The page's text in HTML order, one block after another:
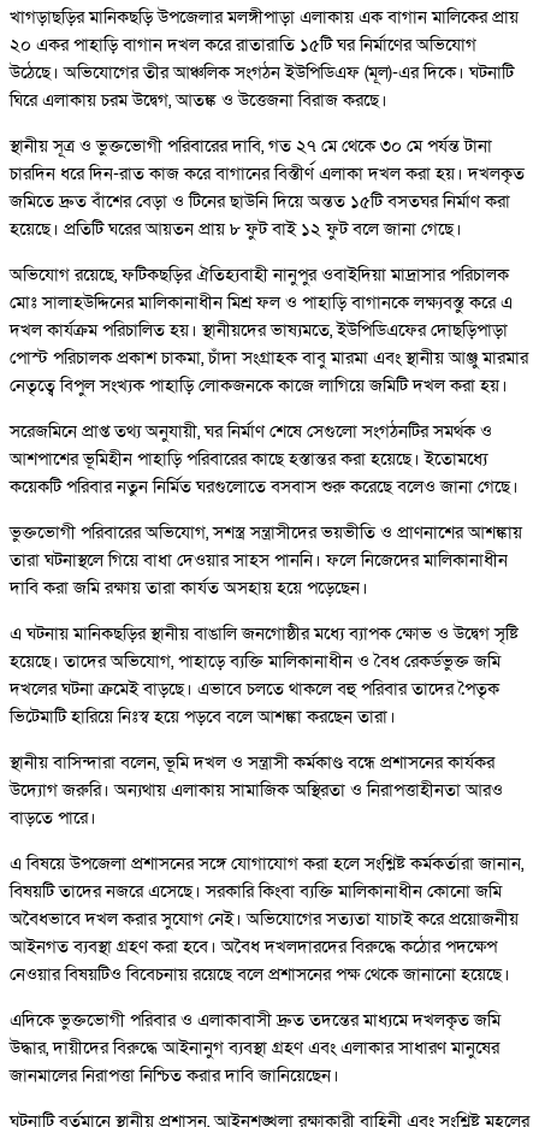
খাগড়াছড়ির মানিকছড়ি উপজেলার মলঙ্গীপাড়া এলাকায় এক বাগান মালিকের প্রায়
২০ একর পাহাড়ি বাগান দখল করে রাতারাতি ১৫টি ঘর নির্মাণের অভিযোগ
উঠেছে। অভিযোগের তীর আঞ্চলিক সংগঠন ইউপিডিএফ (মূল)-এর দিকে। ঘটনাটি
ঘিরে এলাকায় চরম উদ্বেগ, আতঙ্ক ও উত্তেজনা বিরাজ করছে।
স্থানীয় সূত্র ও ভুক্তভোগী পরিবারের দাবি, গত ২৭ মে থেকে ৩০ মে পর্যন্ত টানা
চারদিন ধরে দিন-রাত কাজ করে বাগানের বিস্তীর্ণ এলাকা দখল করা হয়। দখলকৃত
জমিতে দ্রুত বাঁশের বেড়া ও টিনের ছাউনি দিয়ে অন্তত ১৫টি বসতঘর নির্মাণ করা
হয়েছে। প্রতিটি ঘরের আয়তন প্রায় ৮ ফুট বাই ১২ ফুট বলে জানা গেছে।
অভিযোগ রয়েছে, ফটিকছড়ির ঐতিহ্যবাহী নানুপুর ওবাইদিয়া মাদ্রাসার পরিচালক
মোঃ সালাহউদ্দিনের মালিকানাধীন মিশ্র ফল ও পাহাড়ি বাগানকে লক্ষ্যবস্তু করে এ
দখল কার্যক্রম পরিচালিত হয়। স্থানীয়দের ভাষ্যমতে, ইউপিডিএফের দোছড়িপাড়া
পোস্ট পরিচালক প্রকাশ চাকমা, চাঁদা সংগ্রাহক বাবু মারমা এবং স্থানীয় আঞ্জু মারমার
নেতৃত্বে বিপুল সংখ্যক পাহাড়ি লোকজনকে কাজে লাগিয়ে জমিটি দখল করা হয়।
সরেজমিনে প্রাপ্ত তথ্য অনুযায়ী, ঘর নির্মাণ শেষে সেগুলো সংগঠনটির সমর্থক ও
আশপাশের ভূমিহীন পাহাড়ি পরিবারের কাছে হস্তান্তর করা হয়েছে। ইতোমধ্যে
কয়েকটি পরিবার নতুন নির্মিত ঘরগুলোতে বসবাস শুরু করেছে বলেও জানা গেছে।
ভুক্তভোগী পরিবারের অভিযোগ, সশস্ত্র সন্ত্রাসীদের ভয়ভীতি ও প্রাণনাশের আশঙ্কায়
তারা ঘটনাস্থলে গিয়ে বাধা দেওয়ার সাহস পাননি। ফলে নিজেদের মালিকানাধীন
দাবি করা জমি রক্ষায় তারা কার্যত অসহায় হয়ে পড়েছেন।
এ ঘটনায় মানিকছড়ির স্থানীয় বাঙালি জনগোষ্ঠীর মধ্যে ব্যাপক ক্ষোভ ও উদ্বেগ সৃষ্টি
হয়েছে। তাদের অভিযোগ, পাহাড়ে ব্যক্তি মালিকানাধীন ও বৈধ রেকর্ডভুক্ত জমি
দখলের ঘটনা ক্রমেই বাড়ছে। এভাবে চলতে থাকলে বহু পরিবার তাদের পৈতৃক
ভিটেমাটি হারিয়ে নিঃস্ব হয়ে পড়বে বলে আশঙ্কা করছেন তারা।
স্থানীয় বাসিন্দারা বলেন, ভূমি দখল ও সন্ত্রাসী কর্মকাণ্ড বন্ধে প্রশাসনের কার্যকর
উদ্যোগ জরুরি। অন্যথায় এলাকায় সামাজিক অস্থিরতা ও নিরাপত্তাহীনতা আরও
বাড়তে পারে।
এ বিষয়ে উপজেলা প্রশাসনের সঙ্গে যোগাযোগ করা হলে সংশ্লিষ্ট কর্মকর্তারা জানান,
বিষয়টি তাদের নজরে এসেছে। সরকারি কিংবা ব্যক্তি মালিকানাধীন কোনো জমি
অবৈধভাবে দখল করার সুযোগ নেই। অভিযোগের সত্যতা যাচাই করে প্রয়োজনীয়
আইনগত ব্যবস্থা গ্রহণ করা হবে। অবৈধ দখলদারদের বিরুদ্ধে কঠোর পদক্ষেপ
নেওয়ার বিষয়টিও বিবেচনায় রয়েছে বলে প্রশাসনের পক্ষ থেকে জানানো হয়েছে।
এদিকে ভুক্তভোগী পরিবার ও এলাকাবাসী দ্রুত তদন্তের মাধ্যমে দখলকৃত জমি
উদ্ধার, দায়ীদের বিরুদ্ধে আইনানুগ ব্যবস্থা গ্রহণ এবং এলাকার সাধারণ মানুষের
জানমালের নিরাপত্তা নিশ্চিত করার দাবি জানিয়েছেন।
ঘটনাটি বর্তমানে স্থানীয় প্রশাসন, আইনশৃঙ্খলা রক্ষাকারী বাহিনী এবং সংশ্লিষ্ট মহলের